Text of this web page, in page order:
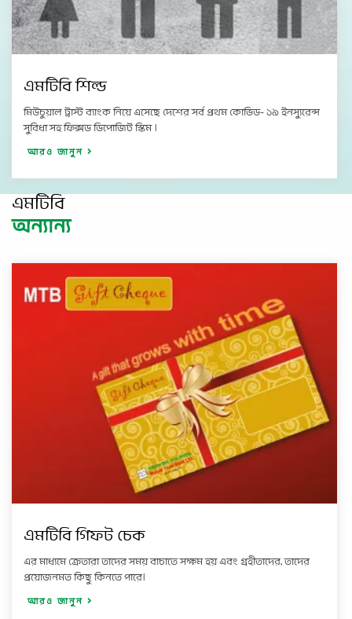
এমটিবি শিল্ড
মিউচুয়াল ট্রাস্ট ব্যাংক নিয়ে এসেছে দেশের সর্ব প্রথম কোভিড- ১৯ ইনস্যুরেন্স
সুবিধা সহ ফিক্সড ডিপোজিট স্কিম ।
আরও জানুন
এমটিবি
অন্যান্য
এমটিবি গিফট চেক
এর মাধ্যমে ক্রেতারা তাদের সময় বাচাতে সক্ষম হয় এবং গ্রহীতাদের, তাদের
প্রয়োজনমত কিছু কিনতে পারে।
আরও জানুন